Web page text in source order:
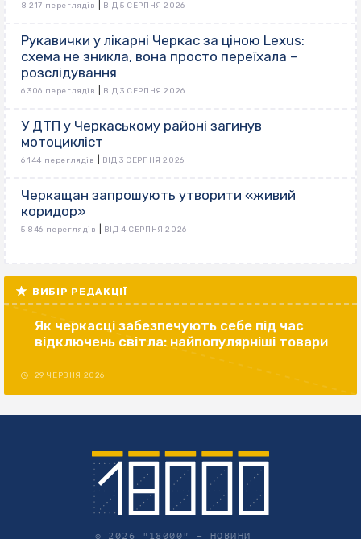
8 217 переглядів ВІД 5 СЕРПНЯ 2026
Рукавички у лікарні Черкас за ціною Lexus:
схема не зникла, вона просто переїхала –
розслідування
6 306 переглядів ВІД 3 СЕРПНЯ 2026
У ДТП у Черкаському районі загинув
мотоцикліст
6 144 переглядів ВІД 3 СЕРПНЯ 2026
Черкащан запрошують утворити «живий
коридор»
5 846 переглядів ВІД 4 СЕРПНЯ 2026
ВИБІР РЕДАКЦІЇ
Як черкасці забезпечують себе під час
відключень світла: найпопулярніші товари
29 ЧЕРВНЯ 2026
© 2026 "18000" – НОВИНИ